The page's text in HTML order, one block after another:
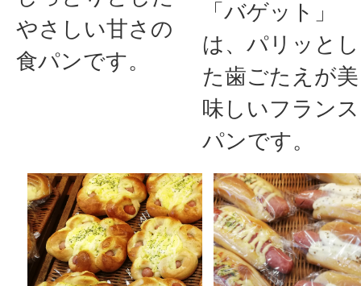
やさしい甘さの
食パンです。
「バゲット」
は、パリッとし
た歯ごたえが美
味しいフランス
パンです。